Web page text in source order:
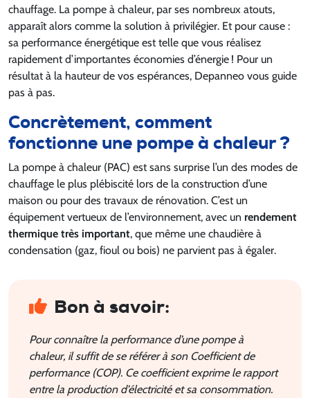
chauffage. La pompe à chaleur, par ses nombreux atouts,
apparaît alors comme la solution à privilégier. Et pour cause :
sa performance énergétique est telle que vous réalisez
rapidement d’importantes économies d’énergie ! Pour un
résultat à la hauteur de vos espérances, Depanneo vous guide
pas à pas.
Concrètement, comment
fonctionne une pompe à chaleur ?
La pompe à chaleur (PAC) est sans surprise l’un des modes de
chauffage le plus plébiscité lors de la construction d’une
maison ou pour des travaux de rénovation. C’est un
équipement vertueux de l’environnement, avec un rendement
thermique très important, que même une chaudière à
condensation (gaz, fioul ou bois) ne parvient pas à égaler.
Bon à savoir:
Pour connaître la performance d’une pompe à
chaleur, il suffit de se référer à son Coefficient de
performance (COP). Ce coefficient exprime le rapport
entre la production d’électricité et sa consommation.